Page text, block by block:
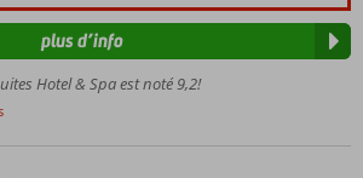
Hotel & Spa est noté 9,2!
plus d’info